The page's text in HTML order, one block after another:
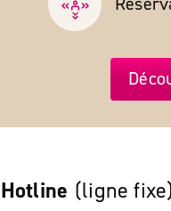
Hotline (ligne fixe)